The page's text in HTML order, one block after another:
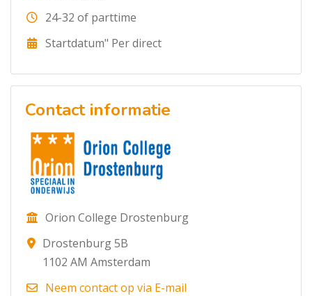
24-32 of parttime
Startdatum" Per direct
Contact informatie
Orion College Drostenburg
Drostenburg 5B
1102 AM Amsterdam
Neem contact op via E-mail